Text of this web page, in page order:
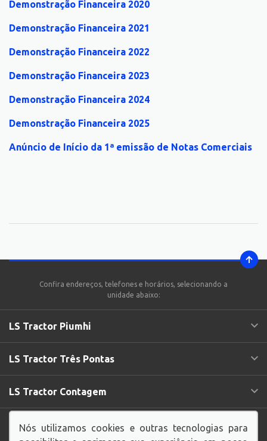
Demonstração Financeira 2020
Demonstração Financeira 2021
Demonstração Financeira 2022
Demonstração Financeira 2023
Demonstração Financeira 2024
Demonstração Financeira 2025
Anúncio de Início da 1ª emissão de Notas Comerciais
Confira endereços, telefones e horários, selecionando a
unidade abaixo:
LS Tractor Piumhi
LS Tractor Três Pontas
LS Tractor Contagem
Endereço Matriz: Rua Manaus, 116 - Amazonas -
Nós utilizamos cookies e outras tecnologias para